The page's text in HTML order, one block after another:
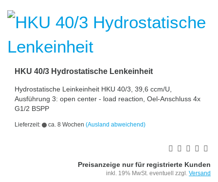
HKU 40/3 Hydrostatische Lenkeinheit
Hydrostatische Leinkeinheit HKU 40/3, 39,6 ccm/U,
Ausführung 3: open center - load reaction, Oel-Anschluss 4x
G1/2 BSPP
Lieferzeit: ca. 8 Wochen (Ausland abweichend)
Preisanzeige nur für registrierte Kunden
inkl. 19% MwSt. eventuell zzgl. Versand